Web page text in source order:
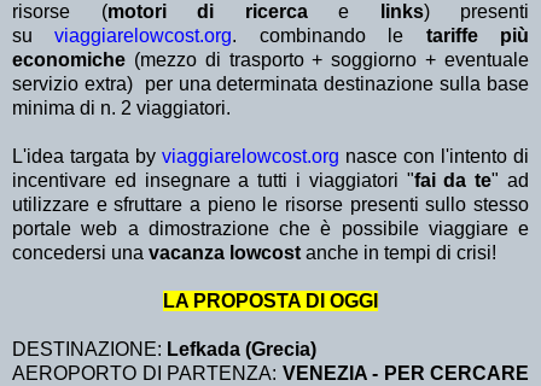
risorse (motori di ricerca e links) presenti
suviaggiarelowcost.org. combinando le tariffe più
economiche (mezzo di trasporto + soggiorno + eventuale
servizio extra)
per una determinata destinazione sulla base
minima di n. 2 viaggiatori.
L'idea targata by viaggiarelowcost.org nasce con l'intento di
incentivare ed insegnare a tutti i viaggiatori "fai da te" ad
utilizzare e sfruttare a pieno le risorse presenti sullo stesso
portale web a dimostrazione che è possibile viaggiare e
concedersi una vacanza lowcost anche in tempi di crisi!
LA PROPOSTA DI OGGI
DESTINAZIONE: Lefkada (Grecia)
AEROPORTO DI PARTENZA: VENEZIA - PER CERCARE